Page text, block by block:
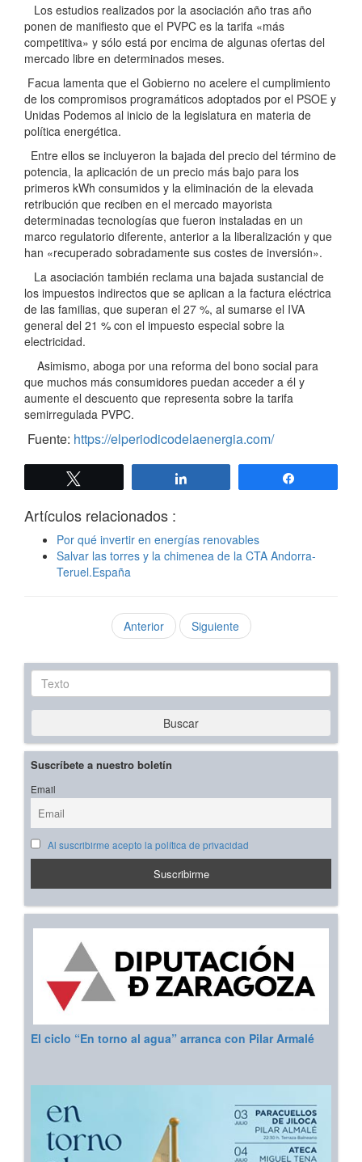
Los estudios realizados por la asociación año tras año
ponen de manifiesto que el PVPC es la tarifa «más
competitiva» y sólo está por encima de algunas ofertas del
mercado libre en determinados meses.
Facua lamenta que el Gobierno no acelere el cumplimiento
de los compromisos programáticos adoptados por el PSOE y
Unidas Podemos al inicio de la legislatura en materia de
política energética.
Entre ellos se incluyeron la bajada del precio del término de
potencia, la aplicación de un precio más bajo para los
primeros kWh consumidos y la eliminación de la elevada
retribución que reciben en el mercado mayorista
determinadas tecnologías que fueron instaladas en un
marco regulatorio diferente, anterior a la liberalización y que
han «recuperado sobradamente sus costes de inversión».
La asociación también reclama una bajada sustancial de
los impuestos indirectos que se aplican a la factura eléctrica
de las familias, que superan el 27 %, al sumarse el IVA
general del 21 % con el impuesto especial sobre la
electricidad.
Asimismo, aboga por una reforma del bono social para
que muchos más consumidores puedan acceder a él y
aumente el descuento que representa sobre la tarifa
semirregulada PVPC.
Fuente: https://elperiodicodelaenergia.com/
Artículos relacionados :
Por qué invertir en energías renovables
Salvar las torres y la chimenea de la CTA Andorra-
Teruel.España
Anterior Siguiente
Texto
Buscar
Suscríbete a nuestro boletín
Email
Al suscribirme acepto la política de privacidad
El ciclo “En torno al agua” arranca con Pilar Armalé